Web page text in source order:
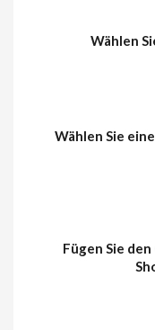
Wählen
Wählen Sie
Fügen Sie